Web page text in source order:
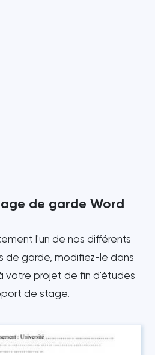
de garde Word
l'un de nos différents
de garde, modifiez-le dans
votre projet de fin d'études
de stage.